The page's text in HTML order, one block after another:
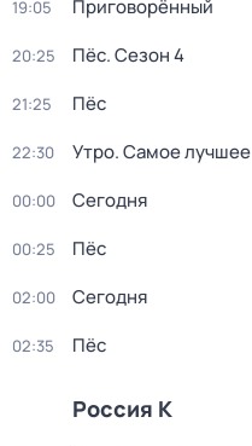
19:05 Приговорённый
20:25 Пёс. Сезон 4
21:25 Пёс
22:30 Утро. Самое лучшее
00:00 Сегодня
00:25 Пёс
02:00 Сегодня
02:35 Пёс
Россия К